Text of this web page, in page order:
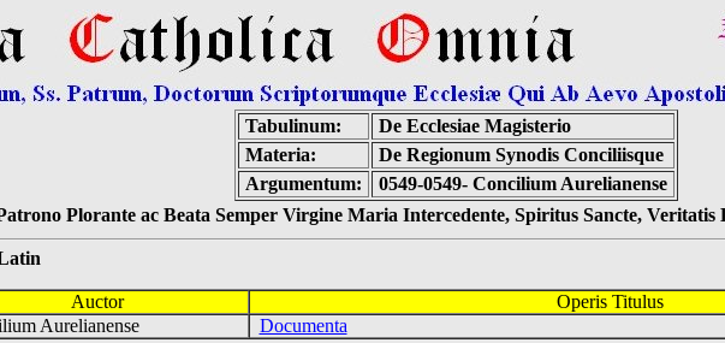
Tabulinum:
De Ecclesiae Magisterio
Materia:
De Regionum Synodis Conciliisque
Argumentum:
0549-0549- Concilium Aurelianense
Plorante ac Beata Semper Virgine Maria Intercedente, Spiritus Sancte,
Auctor Operis Titulus
Aurelianense Documenta